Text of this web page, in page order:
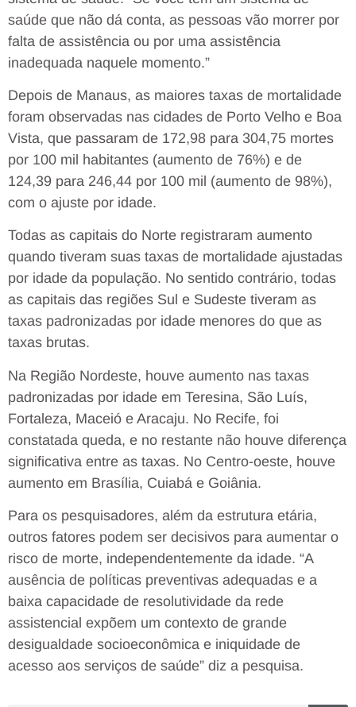
saúde que não dá conta, as pessoas vão morrer por
falta de assistência ou por uma assistência
inadequada naquele momento.”
Depois de Manaus, as maiores taxas de mortalidade
foram observadas nas cidades de Porto Velho e Boa
Vista, que passaram de 172,98 para 304,75 mortes
por 100 mil habitantes (aumento de 76%) e de
124,39 para 246,44 por 100 mil (aumento de 98%),
com o ajuste por idade.
Todas as capitais do Norte registraram aumento
quando tiveram suas taxas de mortalidade ajustadas
por idade da população. No sentido contrário, todas
as capitais das regiões Sul e Sudeste tiveram as
taxas padronizadas por idade menores do que as
taxas brutas.
Na Região Nordeste, houve aumento nas taxas
padronizadas por idade em Teresina, São Luís,
Fortaleza, Maceió e Aracaju. No Recife, foi
constatada queda, e no restante não houve diferença
significativa entre as taxas. No Centro-oeste, houve
aumento em Brasília, Cuiabá e Goiânia.
Para os pesquisadores, além da estrutura etária,
outros fatores podem ser decisivos para aumentar o
risco de morte, independentemente da idade. “A
ausência de políticas preventivas adequadas e a
baixa capacidade de resolutividade da rede
assistencial expõem um contexto de grande
desigualdade socioeconômica e iniquidade de
acesso aos serviços de saúde” diz a pesquisa.